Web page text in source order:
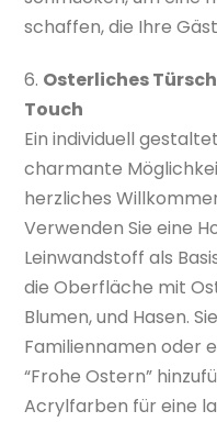
schaffen, die Ihre
6. Osterliches
Touch
Ein individuell
charmante
herzliches
Verwenden Sie eine
Leinwandstoff als
die Oberfläche mit
Blumen, und Hasen.
Familiennamen oder
“Frohe Ostern”
Acrylfarben für eine